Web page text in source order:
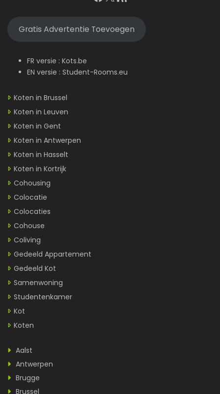
Gratis Advertentie Toevoegen
FR versie : Kots.be
EN versie : Student-Rooms.eu
Koten in Brussel
Koten in Leuven
Koten in Gent
Koten in Antwerpen
Koten in Hasselt
Koten in Kortrijk
Cohousing
Colocatie
Colocaties
Cohouse
Coliving
Gedeeld Appartement
Gedeeld Kot
Samenwoning
Studentenkamer
Kot
Koten
Aalst
Antwerpen
Brugge
Brussel